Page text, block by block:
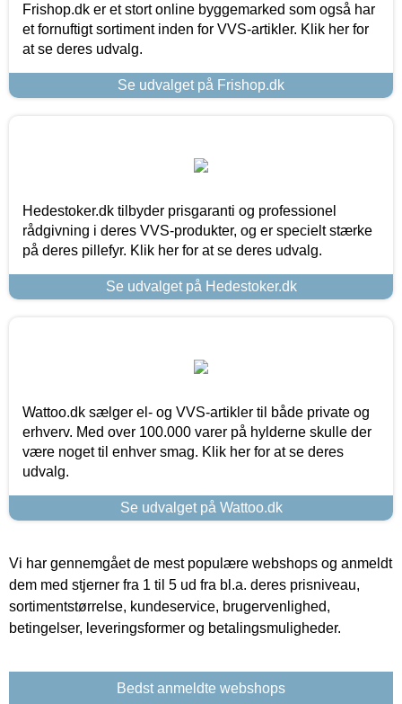
Frishop.dk er et stort online byggemarked som også har
et fornuftigt sortiment inden for VVS-artikler. Klik her for
at se deres udvalg.
Se udvalget på Frishop.dk
Hedestoker.dk tilbyder prisgaranti og professionel
rådgivning i deres VVS-produkter, og er specielt stærke
på deres pillefyr. Klik her for at se deres udvalg.
Se udvalget på Hedestoker.dk
Wattoo.dk sælger el- og VVS-artikler til både private og
erhverv. Med over 100.000 varer på hylderne skulle der
være noget til enhver smag. Klik her for at se deres
udvalg.
Se udvalget på Wattoo.dk
Vi har gennemgået de mest populære webshops og anmeldt
dem med stjerner fra 1 til 5 ud fra bl.a. deres prisniveau,
sortimentstørrelse, kundeservice, brugervenlighed,
betingelser, leveringsformer og betalingsmuligheder.
Bedst anmeldte webshops